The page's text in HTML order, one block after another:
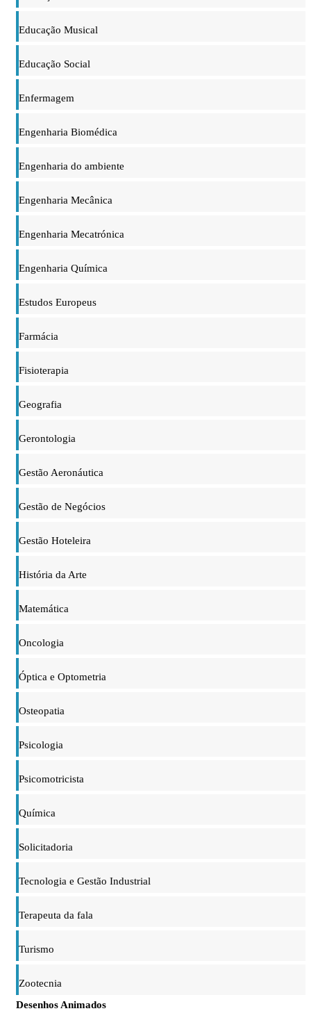
Educação Musical
Educação Social
Enfermagem
Engenharia Biomédica
Engenharia do ambiente
Engenharia Mecânica
Engenharia Mecatrónica
Engenharia Química
Estudos Europeus
Farmácia
Fisioterapia
Geografia
Gerontologia
Gestão Aeronáutica
Gestão de Negócios
Gestão Hoteleira
História da Arte
Matemática
Oncologia
Óptica e Optometria
Osteopatia
Psicologia
Psicomotricista
Química
Solicitadoria
Tecnologia e Gestão Industrial
Terapeuta da fala
Turismo
Zootecnia
Desenhos Animados